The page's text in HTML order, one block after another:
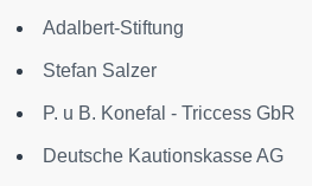
Adalbert-Stiftung
Stefan Salzer
P. u B. Konefal - Triccess GbR
Deutsche Kautionskasse AG